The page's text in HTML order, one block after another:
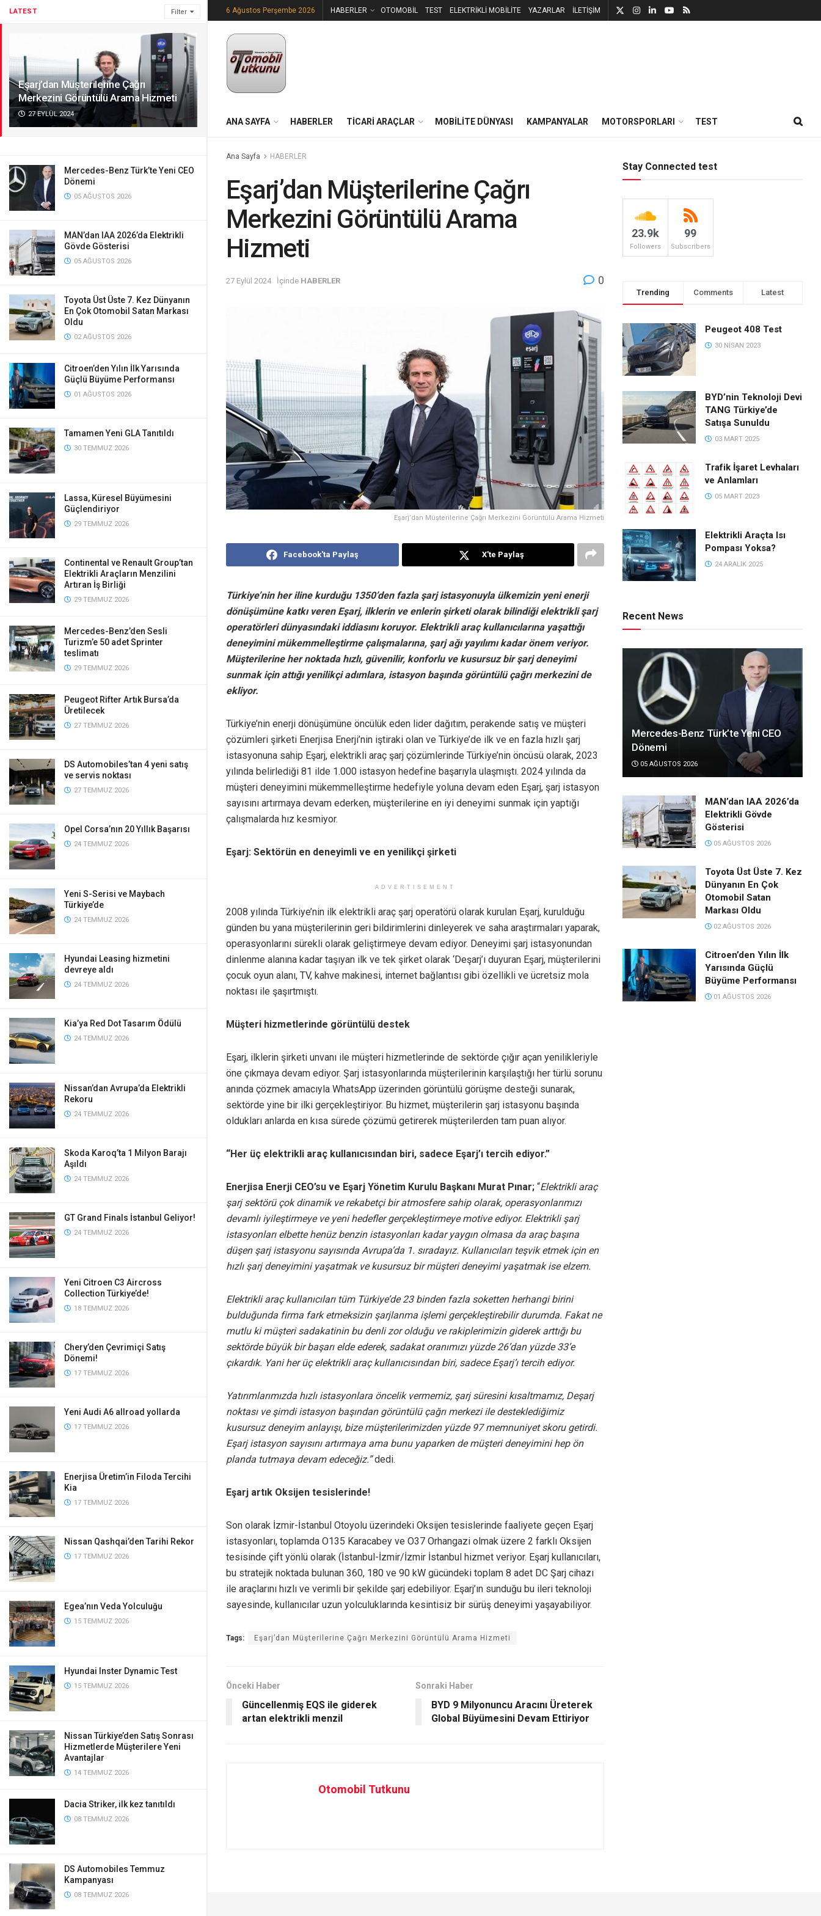
LATEST Filter
Eşarj’dan Müşterilerine Çağrı
Merkezini Görüntülü Arama Hizmeti
27 EYLÜL 2024
Mercedes-Benz Türk’te Yeni CEO
Dönemi
05 AĞUSTOS 2026
MAN’dan IAA 2026’da Elektrikli
Gövde Gösterisi
05 AĞUSTOS 2026
Toyota Üst Üste 7. Kez Dünyanın
En Çok Otomobil Satan Markası
Oldu
02 AĞUSTOS 2026
Citroen’den Yılın İlk Yarısında
Güçlü Büyüme Performansı
01 AĞUSTOS 2026
Tamamen Yeni GLA Tanıtıldı
30 TEMMUZ 2026
Lassa, Küresel Büyümesini
Güçlendiriyor
29 TEMMUZ 2026
Continental ve Renault Group’tan
Elektrikli Araçların Menzilini
Artıran İş Birliği
29 TEMMUZ 2026
Mercedes-Benz’den Sesli
Turizm’e 50 adet Sprinter
teslimatı
29 TEMMUZ 2026
Peugeot Rifter Artık Bursa’da
Üretilecek
27 TEMMUZ 2026
DS Automobiles’tan 4 yeni satış
ve servis noktası
27 TEMMUZ 2026
Opel Corsa’nın 20 Yıllık Başarısı
24 TEMMUZ 2026
Yeni S-Serisi ve Maybach
Türkiye’de
24 TEMMUZ 2026
Hyundai Leasing hizmetini
devreye aldı
24 TEMMUZ 2026
Kia’ya Red Dot Tasarım Ödülü
24 TEMMUZ 2026
Nissan’dan Avrupa’da Elektrikli
Rekoru
24 TEMMUZ 2026
Skoda Karoq’ta 1 Milyon Barajı
Aşıldı
24 TEMMUZ 2026
GT Grand Finals İstanbul Geliyor!
24 TEMMUZ 2026
Yeni Citroen C3 Aircross
Collection Türkiye’de!
18 TEMMUZ 2026
Chery’den Çevrimiçi Satış
Dönemi!
17 TEMMUZ 2026
Yeni Audi A6 allroad yollarda
17 TEMMUZ 2026
Enerjisa Üretim’in Filoda Tercihi
Kia
17 TEMMUZ 2026
Nissan Qashqai’den Tarihi Rekor
17 TEMMUZ 2026
Egea’nın Veda Yolculuğu
15 TEMMUZ 2026
Hyundai Inster Dynamic Test
15 TEMMUZ 2026
Nissan Türkiye’den Satış Sonrası
Hizmetlerde Müşterilere Yeni
Avantajlar
14 TEMMUZ 2026
Dacia Striker, ilk kez tanıtıldı
08 TEMMUZ 2026
DS Automobiles Temmuz
Kampanyası
08 TEMMUZ 2026
6 Ağustos Perşembe 2026 HABERLER OTOMOBİL TEST ELEKTRİKLİ MOBİLİTE YAZARLAR İLETİŞİM
ANA SAYFA HABERLER TİCARİ ARAÇLAR MOBİLİTE DÜNYASI KAMPANYALAR MOTORSPORLARI TEST
Ana Sayfa HABERLER
Eşarj’dan Müşterilerine Çağrı
Merkezini Görüntülü Arama
Hizmeti
27 Eylül 2024 İçinde HABERLER 0
Eşarj’dan Müşterilerine Çağrı Merkezini Görüntülü Arama Hizmeti
Facebook'ta Paylaş X'te Paylaş
Türkiye’nin her iline kurduğu 1350’den fazla şarj istasyonuyla ülkemizin yeni enerji
dönüşümüne katkı veren Eşarj, ilklerin ve enlerin şirketi olarak bilindiği elektrikli şarj
operatörleri dünyasındaki iddiasını koruyor. Elektrikli araç kullanıcılarına yaşattığı
deneyimini mükemmelleştirme çalışmalarına, şarj ağı yayılımı kadar önem veriyor.
Müşterilerine her noktada hızlı, güvenilir, konforlu ve kusursuz bir şarj deneyimi
sunmak için attığı yenilikçi adımlara, istasyon başında görüntülü çağrı merkezini de
ekliyor.
Türkiye’nin enerji dönüşümüne öncülük eden lider dağıtım, perakende satış ve müşteri
çözümleri şirketi Enerjisa Enerji’nin iştiraki olan ve Türkiye’de ilk ve en fazla hızlı şarj
istasyonuna sahip Eşarj, elektrikli araç şarj çözümlerinde Türkiye’nin öncüsü olarak, 2023
yılında belirlediği 81 ilde 1.000 istasyon hedefine başarıyla ulaşmıştı. 2024 yılında da
müşteri deneyimini mükemmelleştirme hedefiyle yoluna devam eden Eşarj, şarj istasyon
sayısını artırmaya devam ederken, müşterilerine en iyi deneyimi sunmak için yaptığı
çalışmalarda hız kesmiyor.
Eşarj: Sektörün en deneyimli ve en yenilikçi şirketi
ADVERTISEMENT
2008 yılında Türkiye’nin ilk elektrikli araç şarj operatörü olarak kurulan Eşarj, kurulduğu
günden bu yana müşterilerinin geri bildirimlerini dinleyerek ve saha araştırmaları yaparak,
operasyonlarını sürekli olarak geliştirmeye devam ediyor. Deneyimi şarj istasyonundan
dinlenme alanına kadar taşıyan ilk ve tek şirket olarak ‘Deşarj’ı duyuran Eşarj, müşterilerini
çocuk oyun alanı, TV, kahve makinesi, internet bağlantısı gibi özellikli ve ücretsiz mola
noktası ile şaşırtmıştı.
Müşteri hizmetlerinde görüntülü destek
Eşarj, ilklerin şirketi unvanı ile müşteri hizmetlerinde de sektörde çığır açan yenilikleriyle
öne çıkmaya devam ediyor. Şarj istasyonlarında müşterilerinin karşılaştığı her türlü sorunu
anında çözmek amacıyla WhatsApp üzerinden görüntülü görüşme desteği sunarak,
sektörde yine bir ilki gerçekleştiriyor. Bu hizmet, müşterilerin şarj istasyonu başında
oldukları anlarda en kısa sürede çözümü getirerek müşterilerden tam puan alıyor.
“Her üç elektrikli araç kullanıcısından biri, sadece Eşarj’ı tercih ediyor.”
Enerjisa Enerji CEO’su ve Eşarj Yönetim Kurulu Başkanı Murat Pınar; “Elektrikli araç
şarj sektörü çok dinamik ve rekabetçi bir atmosfere sahip olarak, operasyonlarımızı
devamlı iyileştirmeye ve yeni hedefler gerçekleştirmeye motive ediyor. Elektrikli şarj
istasyonları elbette henüz benzin istasyonları kadar yaygın olmasa da araç başına
düşen şarj istasyonu sayısında Avrupa’da 1. sıradayız. Kullanıcıları teşvik etmek için en
hızlı şarj deneyimini yaşatmak ve kusursuz bir müşteri deneyimi yaşatmak ise elzem.
Elektrikli araç kullanıcıları tüm Türkiye’de 23 binden fazla soketten herhangi birini
bulduğunda firma fark etmeksizin şarjlanma işlemi gerçekleştirebilir durumda. Fakat ne
mutlu ki müşteri sadakatinin bu denli zor olduğu ve rakiplerimizin giderek arttığı bu
sektörde büyük bir başarı elde ederek, sadakat oranımızı yüzde 26’dan yüzde 33’e
çıkardık. Yani her üç elektrikli araç kullanıcısından biri, sadece Eşarj’ı tercih ediyor.
Yatırımlarımızda hızlı istasyonlara öncelik vermemiz, şarj süresini kısaltmamız, Deşarj
noktası ve şimdi istasyon başından görüntülü çağrı merkezi ile desteklediğimiz
kusursuz deneyim anlayışı, bize müşterilerimizden yüzde 97 memnuniyet skoru getirdi.
Eşarj istasyon sayısını artırmaya ama bunu yaparken de müşteri deneyimini hep ön
planda tutmaya devam edeceğiz.”dedi.
Eşarj artık Oksijen tesislerinde!
Son olarak İzmir-İstanbul Otoyolu üzerindeki Oksijen tesislerinde faaliyete geçen Eşarj
istasyonları, toplamda O135 Karacabey ve O37 Orhangazi olmak üzere 2 farklı Oksijen
tesisinde çift yönlü olarak (İstanbul-İzmir/İzmir İstanbul hizmet veriyor. Eşarj kullanıcıları,
bu stratejik noktada bulunan 360, 180 ve 90 kW gücündeki toplam 8 adet DC Şarj cihazı
ile araçlarını hızlı ve verimli bir şekilde şarj edebiliyor. Eşarj’ın sunduğu bu ileri teknoloji
sayesinde, kullanıcılar uzun yolculuklarında kesintisiz bir sürüş deneyimi yaşayabiliyor.
Tags: Eşarj’dan Müşterilerine Çağrı Merkezini Görüntülü Arama Hizmeti
Önceki Haber
Güncellenmiş EQS ile giderek
artan elektrikli menzil
Sonraki Haber
BYD 9 Milyonuncu Aracını Üreterek
Global Büyümesini Devam Ettiriyor
Otomobil Tutkunu
Stay Connected test
23.9k
Followers
99
Subscribers
Trending Comments Latest
Peugeot 408 Test
30 NISAN 2023
BYD’nin Teknoloji Devi
TANG Türkiye’de
Satışa Sunuldu
03 MART 2025
Trafik İşaret Levhaları
ve Anlamları
05 MART 2023
Elektrikli Araçta Isı
Pompası Yoksa?
24 ARALIK 2025
Recent News
Mercedes-Benz Türk’te Yeni CEO
Dönemi
05 AĞUSTOS 2026
MAN’dan IAA 2026’da
Elektrikli Gövde
Gösterisi
05 AĞUSTOS 2026
Toyota Üst Üste 7. Kez
Dünyanın En Çok
Otomobil Satan
Markası Oldu
02 AĞUSTOS 2026
Citroen’den Yılın İlk
Yarısında Güçlü
Büyüme Performansı
01 AĞUSTOS 2026